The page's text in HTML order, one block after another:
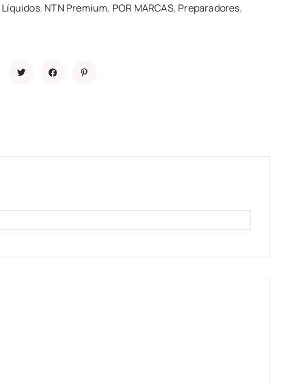
Líquidos, NTN Premium, POR MARCAS, Preparadores,